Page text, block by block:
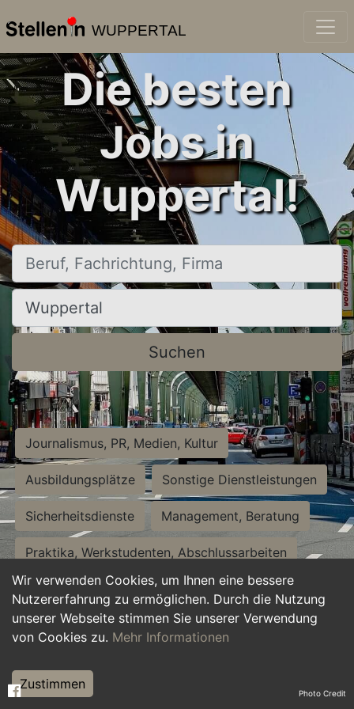
WUPPERTAL
Wir verwenden Cookies, um Ihnen eine bessere
Nutzererfahrung zu ermöglichen. Durch die Nutzung
unserer Webseite stimmen Sie unserer Verwendung
von Cookies zu. Mehr Informationen
Zustimmen
Die besten
Jobs in
Wuppertal!
Beruf, Fachrichtung, Firma
Ort, Stadt
Suchen
Journalismus, PR, Medien, Kultur
Ausbildungsplätze Sonstige Dienstleistungen
Sicherheitsdienste Management, Beratung
Praktika, Werkstudenten, Abschlussarbeiten
Personalwesen Assistenz, Sekretariat
Hilfskräfte, Aushilfs- und Nebenjobs
Weiterbildung, Studium, duale Ausbildung Photo Credit